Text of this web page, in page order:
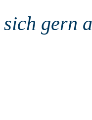
sich gern